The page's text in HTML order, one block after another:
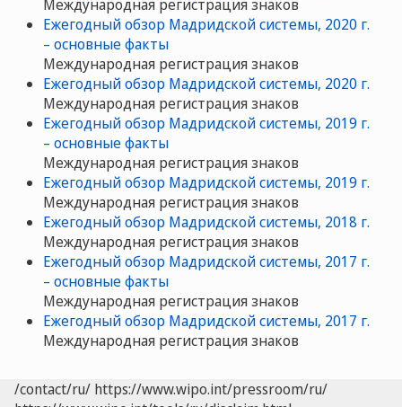
Международная регистрация знаков
Ежегодный обзор Мадридской системы, 2020 г.
– основные факты
Международная регистрация знаков
Ежегодный обзор Мадридской системы, 2020 г.
Международная регистрация знаков
Ежегодный обзор Мадридской системы, 2019 г.
– основные факты
Международная регистрация знаков
Ежегодный обзор Мадридской системы, 2019 г.
Международная регистрация знаков
Ежегодный обзор Мадридской системы, 2018 г.
Международная регистрация знаков
Ежегодный обзор Мадридской системы, 2017 г.
– основные факты
Международная регистрация знаков
Ежегодный обзор Мадридской системы, 2017 г.
Международная регистрация знаков
/contact/ru/ https://www.wipo.int/pressroom/ru/